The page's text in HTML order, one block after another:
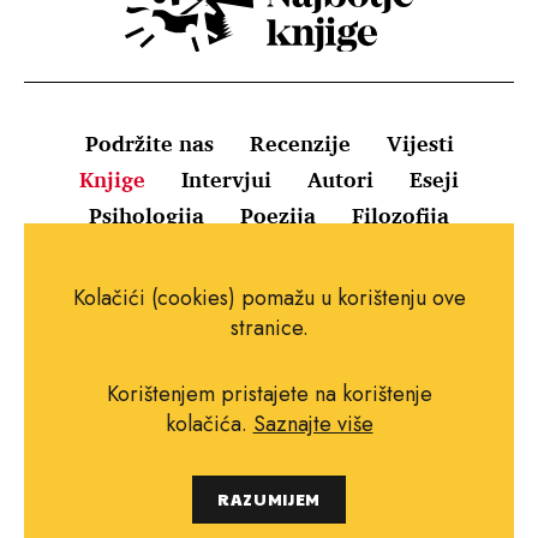
Podržite nas Recenzije
Vijesti
Knjige
Intervjui Autori
Eseji
Psihologija
Poezija Filozofija
Uvjeti korištenja
Pravila o kolačićima
Impressum
Copyright © 2010.-2021. najboljeknjige.com.
Kolačići (cookies) pomažu u korištenju ove
stranice.
Korištenjem pristajete na korištenje
kolačića. Saznajte više
RAZUMIJEM